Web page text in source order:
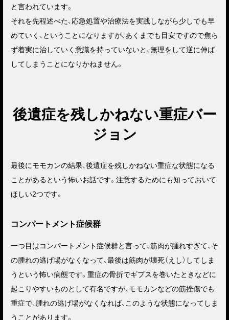
と言われています。
それを先程述べた、応急処置や治療法を実践しながら少しでも早
めていく、ということになりますが、あくまでも目安ですので焦ら
ず着実に治していく意識を持っていないと、無理をして逆に伸ば
してしまうことになりかねません。
後遺症を残しかねない重症バー
ジョン
最後にモモカンの結果、後遺症を残しかねない重症な状態になる
ことがあるという怖いお話です。注意するためにも知っておいて
ほしい2つです。
コンパートメント症候群
一つ目はコンパートメント症候群と言って、筋肉が腫れすぎて、そ
の腫れの逃げ場がなくなって、最後は筋肉が壊死（えし）してしま
うという怖い病態です。重症の骨折でギプスを巻いたときなどに
起こりやすいものとして有名ですが、モモカンなどの筋挫傷でも
重症で、腫れの逃げ場がなくなれば、このような状態になってしま
うことがあります。